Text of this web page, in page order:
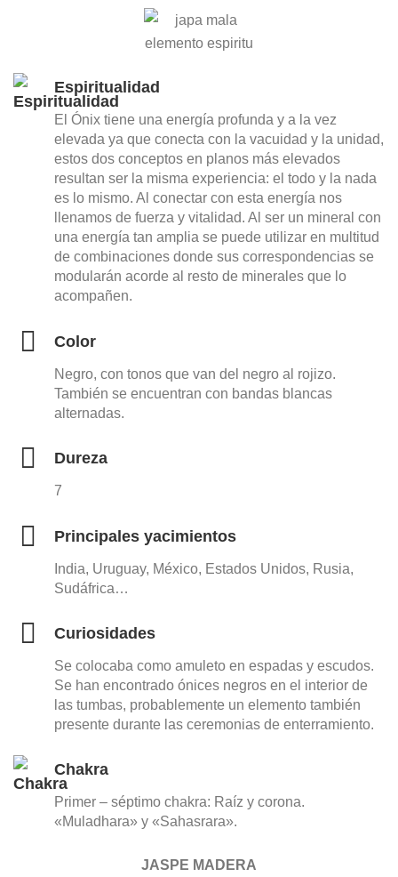
Espiritualidad
El Ónix tiene una energía profunda y a la vez
elevada ya que conecta con la vacuidad y la unidad,
estos dos conceptos en planos más elevados
resultan ser la misma experiencia: el todo y la nada
es lo mismo. Al conectar con esta energía nos
llenamos de fuerza y vitalidad. Al ser un mineral con
una energía tan amplia se puede utilizar en multitud
de combinaciones donde sus correspondencias se
modularán acorde al resto de minerales que lo
acompañen.
Color
Negro, con tonos que van del negro al rojizo.
También se encuentran con bandas blancas
alternadas.
Dureza
7
Principales yacimientos
India, Uruguay, México, Estados Unidos, Rusia,
Sudáfrica…
Curiosidades
Se colocaba como amuleto en espadas y escudos.
Se han encontrado ónices negros en el interior de
las tumbas, probablemente un elemento también
presente durante las ceremonias de enterramiento.
Chakra
Primer – séptimo chakra: Raíz y corona.
«Muladhara» y «Sahasrara».
JASPE MADERA